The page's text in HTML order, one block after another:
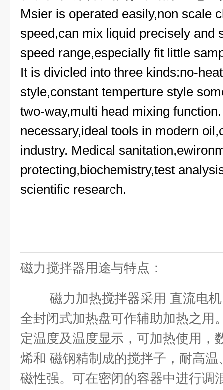
Msier is operated easily,non scale
speed,can mix liquid precisely and
speed range,especially fit little
It is divicled into three kinds:no-
style,constant temperture style
two-way,multi head mixing
necessary,ideal tools in modern
industry. Medical
protecting,biochemistry,test
scientific research.
磁力搅拌器用途与特点：
磁力加热搅拌器采用 直流电机
全封闭式加热盘可作辅助加热之用
定温度及温度显示，可加热使用，
烯和 磁钢精制成的搅拌子，耐高
磁性强。可在密闭的容器中进行调